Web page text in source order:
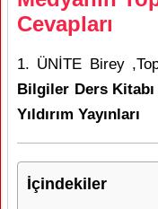
Cevapları
1. ÜNİTE Birey
Bilgiler Ders Kitabı
Yıldırım Yayınları
İçindekiler